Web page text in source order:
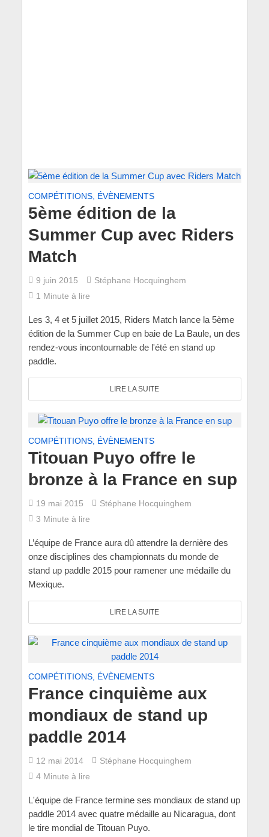
COMPÉTITIONS, ÉVÈNEMENTS
5ème édition de la
Summer Cup avec Riders
Match
9 juin 2015
Stéphane Hocquinghem
1 Minute à lire
Les 3, 4 et 5 juillet 2015, Riders Match lance la 5ème
édition de la Summer Cup en baie de La Baule, un des
rendez-vous incontournable de l'été en stand up
paddle.
LIRE LA SUITE
COMPÉTITIONS, ÉVÈNEMENTS
Titouan Puyo offre le
bronze à la France en sup
19 mai 2015
Stéphane Hocquinghem
3 Minute à lire
L’équipe de France aura dû attendre la dernière des
onze disciplines des championnats du monde de
stand up paddle 2015 pour ramener une médaille du
Mexique.
LIRE LA SUITE
COMPÉTITIONS, ÉVÈNEMENTS
France cinquième aux
mondiaux de stand up
paddle 2014
12 mai 2014
Stéphane Hocquinghem
4 Minute à lire
L'équipe de France termine ses mondiaux de stand up
paddle 2014 avec quatre médaille au Nicaragua, dont
le tire mondial de Titouan Puyo.